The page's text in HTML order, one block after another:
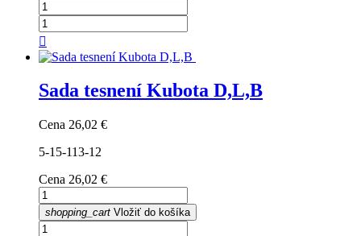

Sada tesnení Kubota D,L,B
Cena 26,02 €
5-15-113-12
Cena 26,02 €
shopping_cart Vložiť do košíka